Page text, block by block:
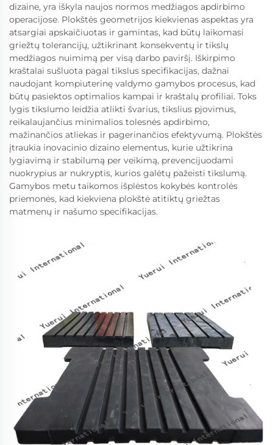
dizaine, yra iškyla naujos normos medžiagos apdirbimo
operacijose. Plokštės geometrijos kiekvienas aspektas yra
atsargiai apskaičiuotas ir gamintas, kad būtų laikomasi
griežtų tolerancijų, užtikrinant konsekventų ir tikslų
medžiagos nuimimą per visą darbo paviršį. Iškirpimo
kraštalai sušluota pagal tikslus specifikacijas, dažnai
naudojant kompiuterinę valdymo gamybos procesus, kad
būtų pasiektos optimalios kampai ir kraštalų profiliai. Toks
lygis tikslumo leidžia atlikti švarius, tikslius pjovimus,
reikalaujančius minimalios tolesnės apdirbimo,
mažinančios atliekas ir pagerinančios efektyvumą. Plokštės
įtraukia inovacinio dizaino elementus, kurie užtikrina
lygiavimą ir stabilumą per veikimą, prevencijuodami
nuokrypius ar nukryptis, kurios galėtų pažeisti tikslumą.
Gamybos metu taikomos išplėstos kokybės kontrolės
priemonės, kad kiekviena plokštė atitiktų griežtas
matmenų ir našumo specifikacijas.